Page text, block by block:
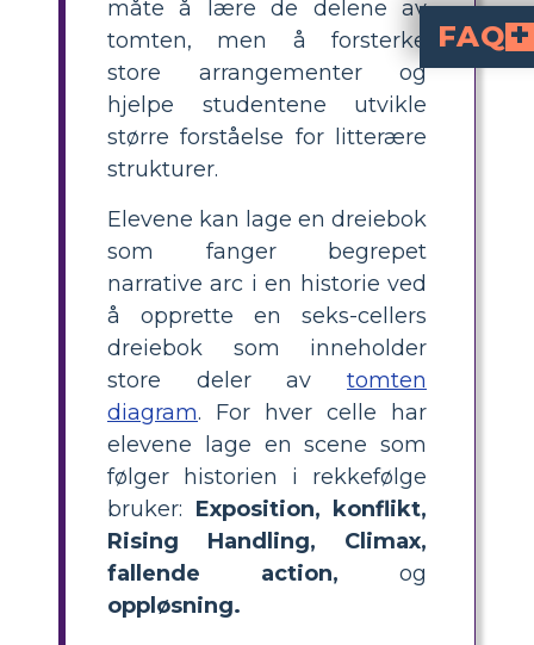
måte å lære de delene av
tomten, men å forsterke
store arrangementer og
hjelpe studentene utvikle
større forståelse for litterære
strukturer.
Elevene kan lage en dreiebok
som fanger begrepet
narrative arc i en historie ved
å opprette en seks-cellers
dreiebok som inneholder
store deler av tomten
diagram. For hver celle har
elevene lage en scene som
følger historien i rekkefølge
bruker: Exposition, konflikt,
Rising Handling, Climax,
fallende action, og
oppløsning.
FAQ